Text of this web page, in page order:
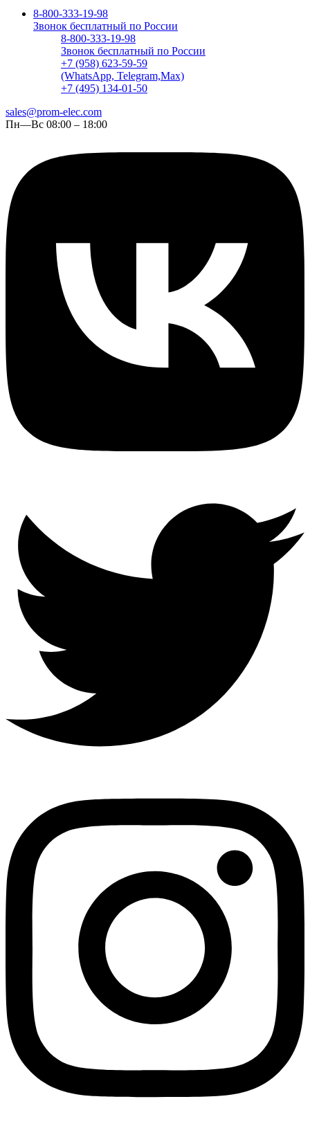
8-800-333-19-98
Звонок бесплатный по России
8-800-333-19-98
Звонок бесплатный по России
+7 (958) 623-59-59
(WhatsApp, Telegram,Max)
+7 (495) 134-01-50
sales@prom-elec.com
Пн—Вс 08:00 – 18:00